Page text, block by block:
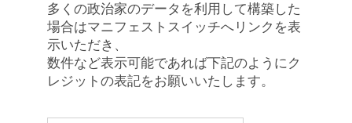
多くの政治家のデータを利用して構築した
場合はマニフェストスイッチへリンクを表
示いただき、
数件など表示可能であれば下記のようにク
レジットの表記をお願いいたします。